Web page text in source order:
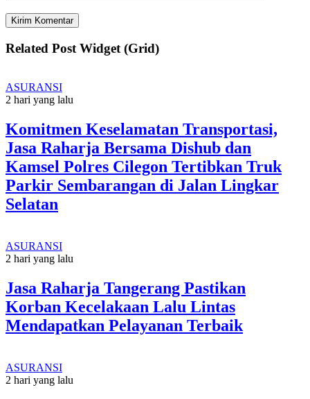
Related Post Widget (Grid)
ASURANSI
2 hari yang lalu
Komitmen Keselamatan Transportasi,
Jasa Raharja Bersama Dishub dan
Kamsel Polres Cilegon Tertibkan Truk
Parkir Sembarangan di Jalan Lingkar
Selatan
ASURANSI
2 hari yang lalu
Jasa Raharja Tangerang Pastikan
Korban Kecelakaan Lalu Lintas
Mendapatkan Pelayanan Terbaik
ASURANSI
2 hari yang lalu